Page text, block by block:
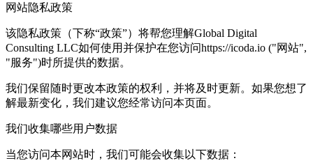
网站隐私政策
该隐私政策（下称“政策”）将帮您理解Global Digital
Consulting LLC如何使用并保护在您访问https://icoda.io ("网站",
"服务")时所提供的数据。
我们保留随时更改本政策的权利，并将及时更新。如果您想了
解最新变化，我们建议您经常访问本页面。
我们收集哪些用户数据
当您访问本网站时，我们可能会收集以下数据：